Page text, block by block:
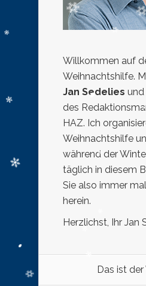
Willkommen auf
Weihnachtshilfe.
Jan Sedelies und
des
HAZ. Ich
Weihnachtshilfe
während der
täglich in diesem
Sie also immer
herein.
Herzlichst, Ihr Jan
Das ist der